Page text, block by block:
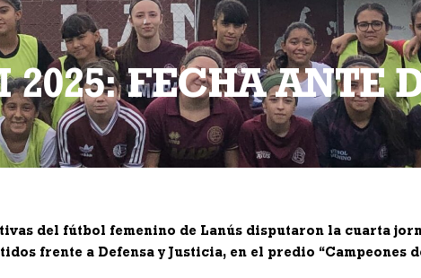
FECHA ANTE
del fútbol femenino de Lanús disputaron la cuarta
frente a Defensa y Justicia, en el predio “Campeones